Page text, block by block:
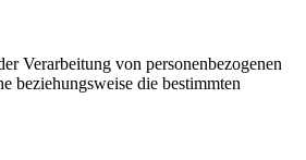
Verarbeitung von personenbezogenen
beziehungsweise die bestimmten